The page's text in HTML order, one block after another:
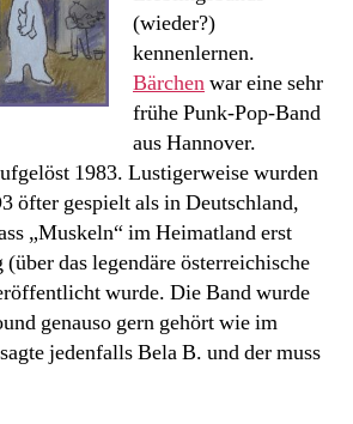
(wieder?)
kennenlernen.
Bärchenwar eine sehr
frühe Punk-Pop-Band
aus Hannover.
1983. Lustigerweise wurden
öfter gespielt als in Deutschland,
„Muskeln“ im Heimatland erst
das legendäre österreichische
wurde. Die Band wurde
genauso gern gehört wie im
jedenfalls Bela B. und der muss